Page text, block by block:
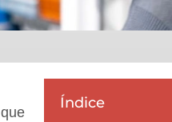
Índice